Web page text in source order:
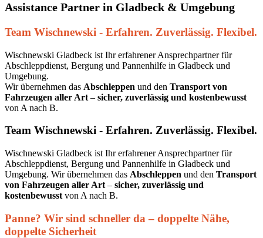
Assistance Partner in Gladbeck & Umgebung
Team Wischnewski - Erfahren. Zuverlässig. Flexibel.
Wischnewski Gladbeck ist Ihr erfahrener Ansprechpartner für
Abschleppdienst, Bergung und Pannenhilfe in Gladbeck und
Umgebung.
Wir übernehmen das Abschleppen und den Transport von
Fahrzeugen aller Art – sicher, zuverlässig und kostenbewusst
von A nach B.
Team Wischnewski - Erfahren. Zuverlässig. Flexibel.
Wischnewski Gladbeck ist Ihr erfahrener Ansprechpartner für
Abschleppdienst, Bergung und Pannenhilfe in Gladbeck und
Umgebung. Wir übernehmen das Abschleppen und den Transport
von Fahrzeugen aller Art – sicher, zuverlässig und
kostenbewusst von A nach B.
Panne? Wir sind schneller da – doppelte Nähe,
doppelte Sicherheit